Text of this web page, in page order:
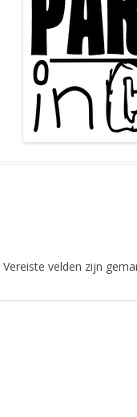
Vereiste velden zijn